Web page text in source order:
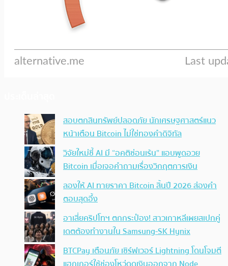
สอบตกสินทรัพย์ปลอดภัย นักเศรษฐศาสตร์แนว
หน้าเตือน Bitcoin ไม่ใช่ทองคำดิจิทัล
วิจัยใหม่ชี้ AI มี “อคติซ่อนเร้น” แอบพูดอวย
Bitcoin เมื่อเจอคำถามเรื่องวิกฤตการเงิน
ลองให้ AI ทายราคา Bitcoin สิ้นปี 2026 ส่องคำ
ตอบสุดอึ้ง
อาเสี่ยคริปโทฯ ตกกระป๋อง! สาวเกาหลีเผยสเปกคู่
เดตต้องทำงานใน Samsung-SK Hynix
BTCPay เตือนภัย เซิร์ฟเวอร์ Lightning โดนโจมตี